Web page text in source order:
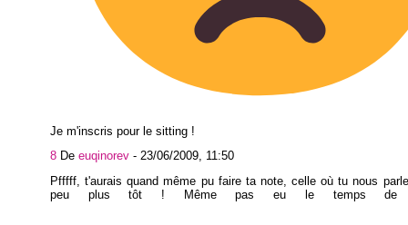
Je m'inscris pour le sitting !
8 De euqinorev - 23/06/2009, 11:50
Pfffff, t'aurais quand même pu faire ta note, celle où tu nous
peu plus tôt ! Même pas eu le temps de